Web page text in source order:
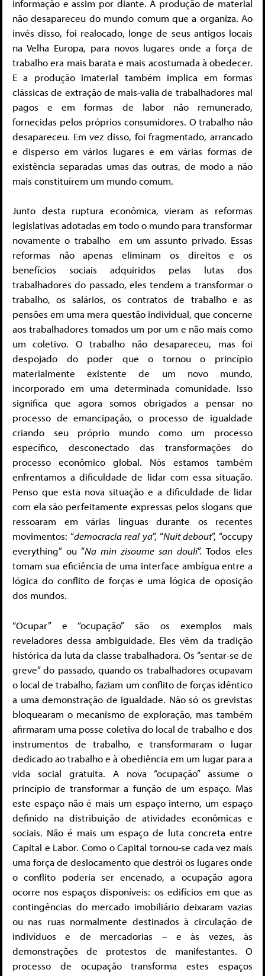
informação e assim por diante. A produção de material
não desapareceu do mundo comum que a organiza. Ao
invés disso, foi realocado, longe de seus antigos locais
na Velha Europa, para novos lugares onde a força de
trabalho era mais barata e mais acostumada à obedecer.
E a produção imaterial também implica em formas
clássicas de extração de mais-valia de trabalhadores mal
pagos e em formas de labor não remunerado,
fornecidas pelos próprios consumidores. O trabalho não
desapareceu. Em vez disso, foi fragmentado, arrancado
e disperso em vários lugares e em várias formas de
existência separadas umas das outras, de modo a não
mais constituírem um mundo comum.
Junto desta ruptura econômica, vieram as reformas
legislativas adotadas em todo o mundo para transformar
novamente o trabalho em um assunto privado. Essas
reformas não apenas eliminam os direitos e os
benefícios sociais adquiridos pelas lutas dos
trabalhadores do passado, eles tendem a transformar o
trabalho, os salários, os contratos de trabalho e as
pensões em uma mera questão individual, que concerne
aos trabalhadores tomados um por um e não mais como
um coletivo. O trabalho não desapareceu, mas foi
despojado do poder que o tornou o princípio
materialmente existente de um novo mundo,
incorporado em uma determinada comunidade. Isso
significa que agora somos obrigados a pensar no
processo de emancipação, o processo de igualdade
criando seu próprio mundo como um processo
específico, desconectado das transformações do
processo econômico global. Nós estamos também
enfrentamos a dificuldade de lidar com essa situação.
Penso que esta nova situação e a dificuldade de lidar
com ela são perfeitamente expressas pelos slogans que
ressoaram em várias línguas durante os recentes
movimentos: “democracia real ya”, “Nuit debout”, “occupy
everything” ou “Na min zisoume san douli”. Todos eles
tomam sua eficiência de uma interface ambígua entre a
lógica do conflito de forças e uma lógica de oposição
dos mundos.
“Ocupar” e “ocupação” são os exemplos mais
reveladores dessa ambiguidade. Eles vêm da tradição
histórica da luta da classe trabalhadora. Os “sentar-se de
greve” do passado, quando os trabalhadores ocupavam
o local de trabalho, faziam um conflito de forças idêntico
a uma demonstração de igualdade. Não só os grevistas
bloquearam o mecanismo de exploração, mas também
afirmaram uma posse coletiva do local de trabalho e dos
instrumentos de trabalho, e transformaram o lugar
dedicado ao trabalho e à obediência em um lugar para a
vida social gratuita. A nova “ocupação” assume o
princípio de transformar a função de um espaço. Mas
este espaço não é mais um espaço interno, um espaço
definido na distribuição de atividades econômicas e
sociais. Não é mais um espaço de luta concreta entre
Capital e Labor. Como o Capital tornou-se cada vez mais
uma força de deslocamento que destrói os lugares onde
o conflito poderia ser encenado, a ocupação agora
ocorre nos espaços disponíveis: os edifícios em que as
contingências do mercado imobiliário deixaram vazias
ou nas ruas normalmente destinados à circulação de
indivíduos e de mercadorias – e às vezes, às
demonstrações de protestos de manifestantes. O
processo de ocupação transforma estes espaços